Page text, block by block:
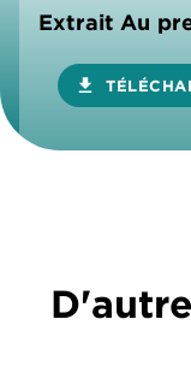
Extrait Au
download